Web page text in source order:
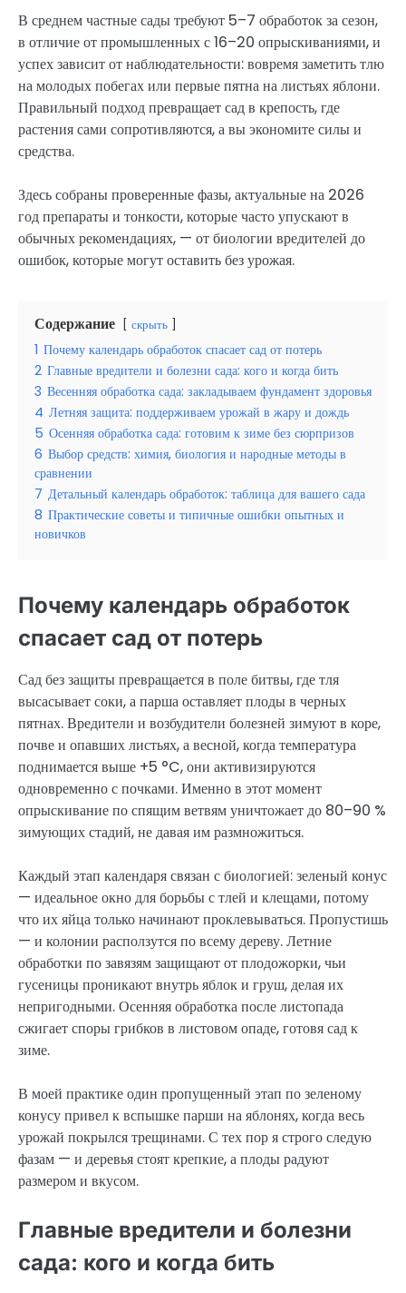
В среднем частные сады требуют 5–7 обработок за сезон,
в отличие от промышленных с 16–20 опрыскиваниями, и
успех зависит от наблюдательности: вовремя заметить тлю
на молодых побегах или первые пятна на листьях яблони.
Правильный подход превращает сад в крепость, где
растения сами сопротивляются, а вы экономите силы и
средства.
Здесь собраны проверенные фазы, актуальные на 2026
год препараты и тонкости, которые часто упускают в
обычных рекомендациях, — от биологии вредителей до
ошибок, которые могут оставить без урожая.
Содержание скрыть
1 Почему календарь обработок спасает сад от потерь
2 Главные вредители и болезни сада: кого и когда бить
3 Весенняя обработка сада: закладываем фундамент здоровья
4 Летняя защита: поддерживаем урожай в жару и дождь
5 Осенняя обработка сада: готовим к зиме без сюрпризов
6 Выбор средств: химия, биология и народные методы в
сравнении
7 Детальный календарь обработок: таблица для вашего сада
8 Практические советы и типичные ошибки опытных и
новичков
Почему календарь обработок
спасает сад от потерь
Сад без защиты превращается в поле битвы, где тля
высасывает соки, а парша оставляет плоды в черных
пятнах. Вредители и возбудители болезней зимуют в коре,
почве и опавших листьях, а весной, когда температура
поднимается выше +5 °C, они активизируются
одновременно с почками. Именно в этот момент
опрыскивание по спящим ветвям уничтожает до 80–90 %
зимующих стадий, не давая им размножиться.
Каждый этап календаря связан с биологией: зеленый конус
— идеальное окно для борьбы с тлей и клещами, потому
что их яйца только начинают проклевываться. Пропустишь
— и колонии расползутся по всему дереву. Летние
обработки по завязям защищают от плодожорки, чьи
гусеницы проникают внутрь яблок и груш, делая их
непригодными. Осенняя обработка после листопада
сжигает споры грибков в листовом опаде, готовя сад к
зиме.
В моей практике один пропущенный этап по зеленому
конусу привел к вспышке парши на яблонях, когда весь
урожай покрылся трещинами. С тех пор я строго следую
фазам — и деревья стоят крепкие, а плоды радуют
размером и вкусом.
Главные вредители и болезни
сада: кого и когда бить